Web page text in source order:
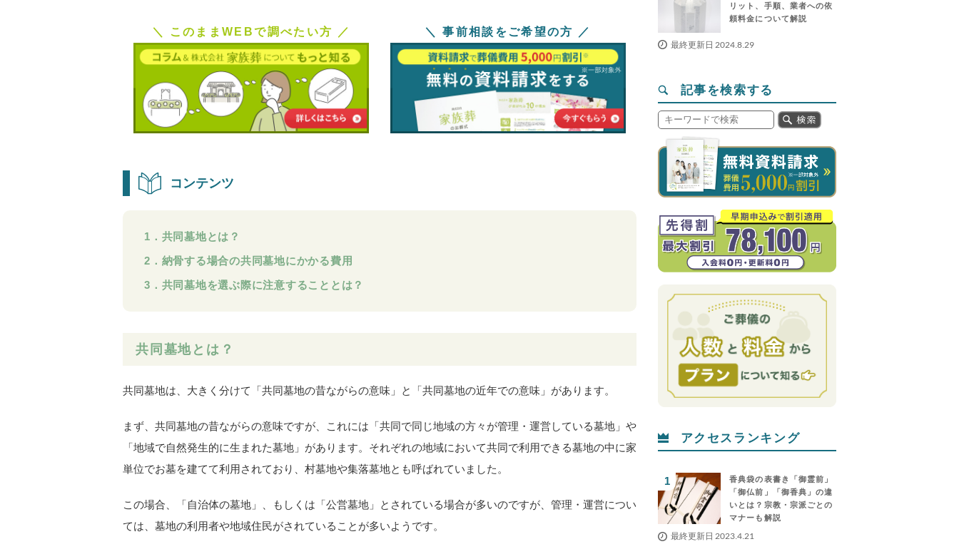
＼ このままWEBで調べたい方 ／ ＼ 事前相談をご希望の方 ／
コンテンツ
1．共同墓地とは？
2．納骨する場合の共同墓地にかかる費用
3．共同墓地を選ぶ際に注意することとは？
共同墓地とは？
共同墓地は、大きく分けて「共同墓地の昔ながらの意味」と「共同墓地の近年での意味」があります。
まず、共同墓地の昔ながらの意味ですが、これには「共同で同じ地域の方々が管理・運営している墓地」や
「地域で自然発生的に生まれた墓地」があります。それぞれの地域において共同で利用できる墓地の中に家
単位でお墓を建てて利用されており、村墓地や集落墓地とも呼ばれていました。
この場合、「自治体の墓地」、もしくは「公営墓地」とされている場合が多いのですが、管理・運営につい
ては、墓地の利用者や地域住民がされていることが多いようです。
リット、手順、業者への依
頼料金について解説
最終更新日 2024.8.29
記事を検索する
アクセスランキング
香典袋の表書き「御霊前」
「御仏前」「御香典」の違
いとは？宗教・宗派ごとの
マナーも解説
最終更新日 2023.4.21